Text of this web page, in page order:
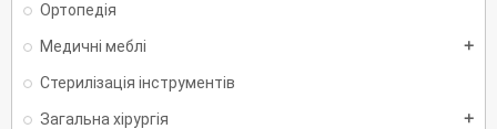
Ортопедія
Медичні меблі add
Стерилізація інструментів
Загальна хірургія add